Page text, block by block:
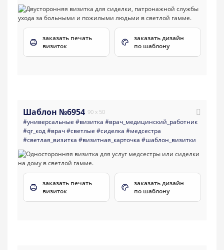
заказать печать
визиток
заказать дизайн
по шаблону
Шаблон №6954 90 x 50
#универсальные #визитка #врач_медицинский_работник
#qr_код#врач#светлые #сиделка #медсестра
#светлая_визитка #визитная_карточка #шаблон_визитки
заказать печать
визиток
заказать дизайн
по шаблону